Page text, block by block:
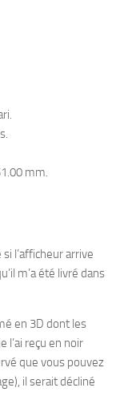
mm.
l’afficheur arrive
m’a été livré dans
en 3D dont les
l’ai reçu en noir
que vous pouvez
il serait décliné